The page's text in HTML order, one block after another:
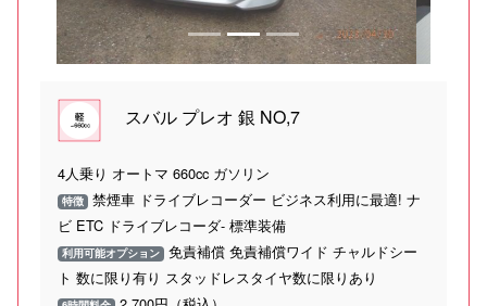
スバル プレオ 銀 NO,7
4人乗り オートマ 660cc ガソリン
特徴 禁煙車 ドライブレコーダー ビジネス利用に最適! ナ
ビ ETC ドライブレコーダ- 標準装備
利用可能オプション 免責補償 免責補償ワイド チャルドシー
ト 数に限り有り スタッドレスタイヤ数に限りあり